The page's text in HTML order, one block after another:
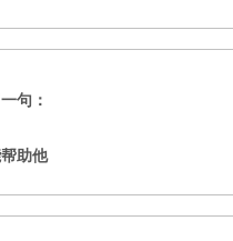
句：
助他